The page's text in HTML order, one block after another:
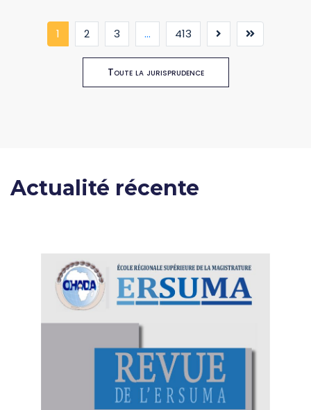
1 (current)
2 3 ... 413
Toute la jurisprudence
Actualité récente